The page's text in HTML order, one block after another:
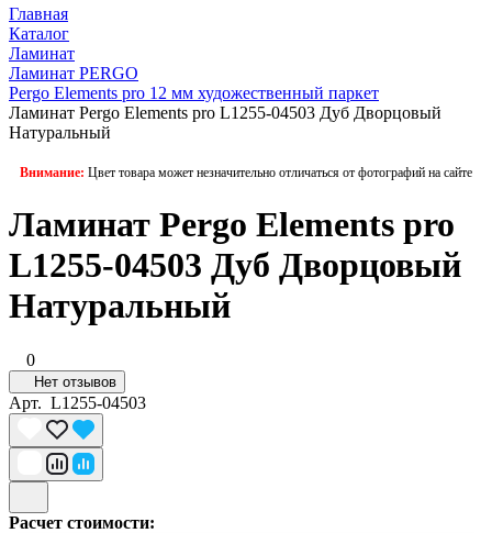
Главная
Каталог
Ламинат
Ламинат PERGO
Pergo Elements pro 12 мм художественный паркет
Ламинат Pergo Elements pro L1255-04503 Дуб Дворцовый
Натуральный
Внимание: Цвет товара может незначительно отличаться от фотографий на сайте
Ламинат Pergo Elements pro
L1255-04503 Дуб Дворцовый
Натуральный
0
Нет отзывов
Арт. L1255-04503
Расчет стоимости: